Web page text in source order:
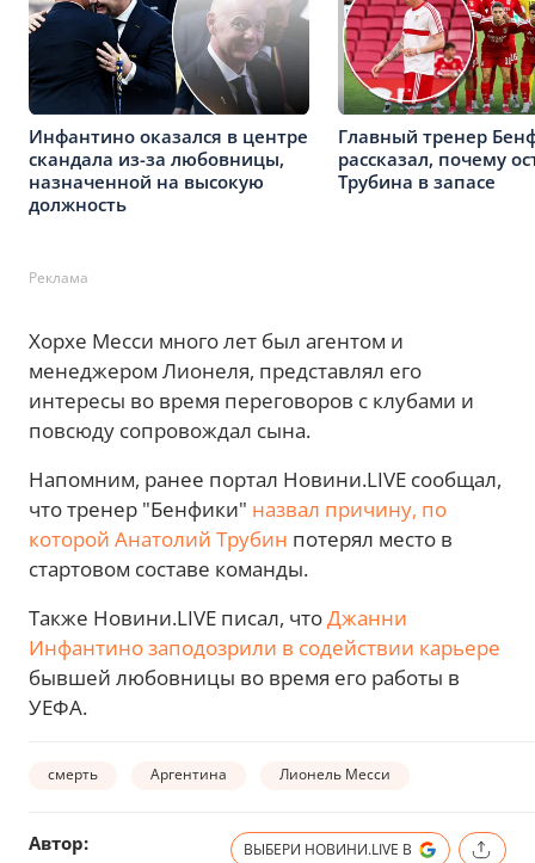
Инфантино оказался в центре
скандала из-за любовницы,
назначенной на высокую
должность
Главный тренер
рассказал, почему
Трубина в запасе
Реклама
Хорхе Месси много лет был агентом и
менеджером Лионеля, представлял его
интересы во время переговоров с клубами и
повсюду сопровождал сына.
Напомним, ранее портал Новини.LIVE сообщал,
что тренер "Бенфики" назвал причину, по
которой Анатолий Трубин потерял место в
стартовом составе команды.
Также Новини.LIVE писал, чтоДжанни
Инфантино заподозрили в содействии карьере
бывшей любовницы во время его работы в
УЕФА.
смерть Аргентина Лионель Месси
Автор: ВЫБЕРИ НОВИНИ.LIVE В